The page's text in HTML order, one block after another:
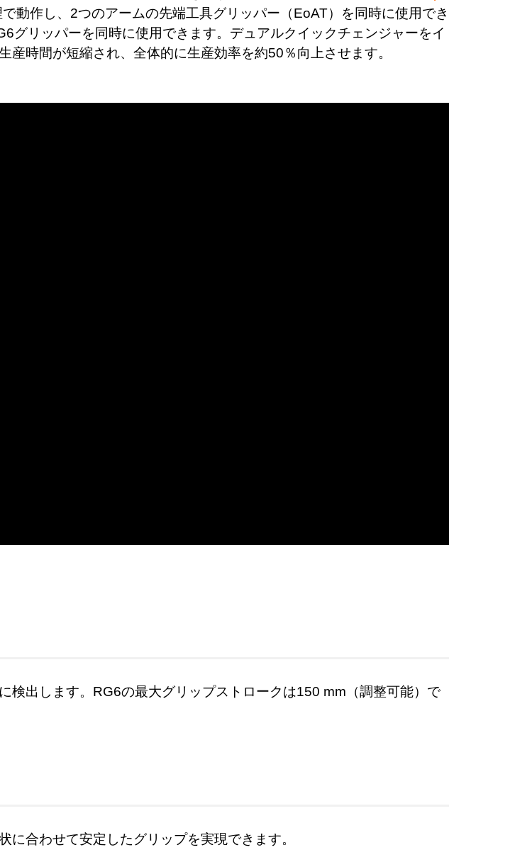
動作し、 2つのアームの先端工具グリッパー（EoAT）を同時に使用でき
グリッパーを同時に使用できます。 デュアルクイックチェンジャーをイ
時間が短縮され、全体的に生産効率を約50％向上させます。
検出します。RG6の最大グリップストロークは150 mm（調整可能）で
合わせて安定したグリップを実現できます。